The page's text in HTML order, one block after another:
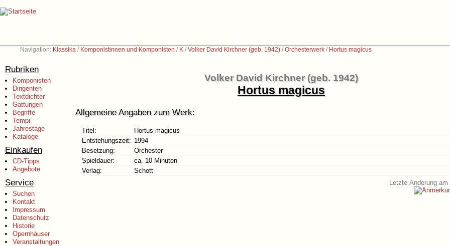
Navigation: Klassika / Komponistinnen und Komponisten / K /Volker David Kirchner (geb. 1942) /Orchesterwerk / Hortus magicus
Rubriken
Komponisten
Dirigenten
Textdichter
Gattungen
Begriffe
Tempi
Jahrestage
Kataloge
Einkaufen
CD-Tipps
Angebote
Service
Suchen
Kontakt
Impressum
Datenschutz
Historie
Opernhäuser
Veranstaltungen
Volker David Kirchner (geb. 1942)
Hortus magicus
Allgemeine Angaben zum Werk:
Titel:
Hortus magicus
Entstehungszeit: 1994
Besetzung:
Orchester
Spieldauer:
ca. 10 Minuten
Verlag:
Schott
Letzte Änderung